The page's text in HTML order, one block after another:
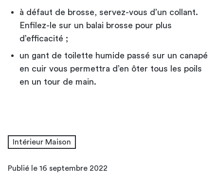
à défaut de brosse, servez-vous d’un collant.
Enfilez-le sur un balai brosse pour plus
d’efficacité ;
un gant de toilette humide passé sur un canapé
en cuir vous permettra d’en ôter tous les poils
en un tour de main.
Intérieur Maison
Publié le 16 septembre 2022